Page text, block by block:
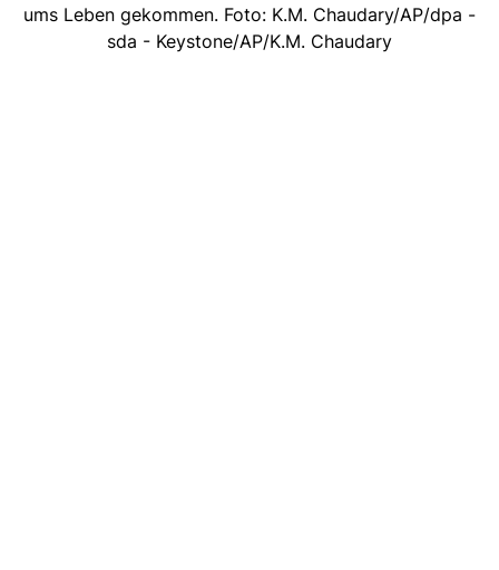
ums Leben gekommen. Foto: K.M. Chaudary/AP/dpa -
sda - Keystone/AP/K.M. Chaudary